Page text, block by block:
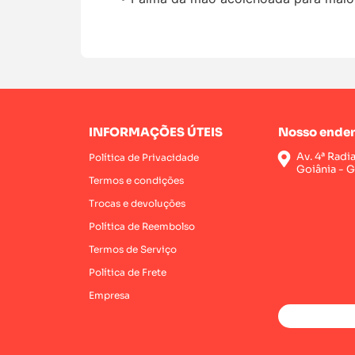
INFORMAÇÕES ÚTEIS
Política de Privacidade
Termos e condições
Trocas e devoluções
Política de Reembolso
Termos de Serviço
Política de Frete
Empresa
Nosso
Av. 4ª
Goiânia -